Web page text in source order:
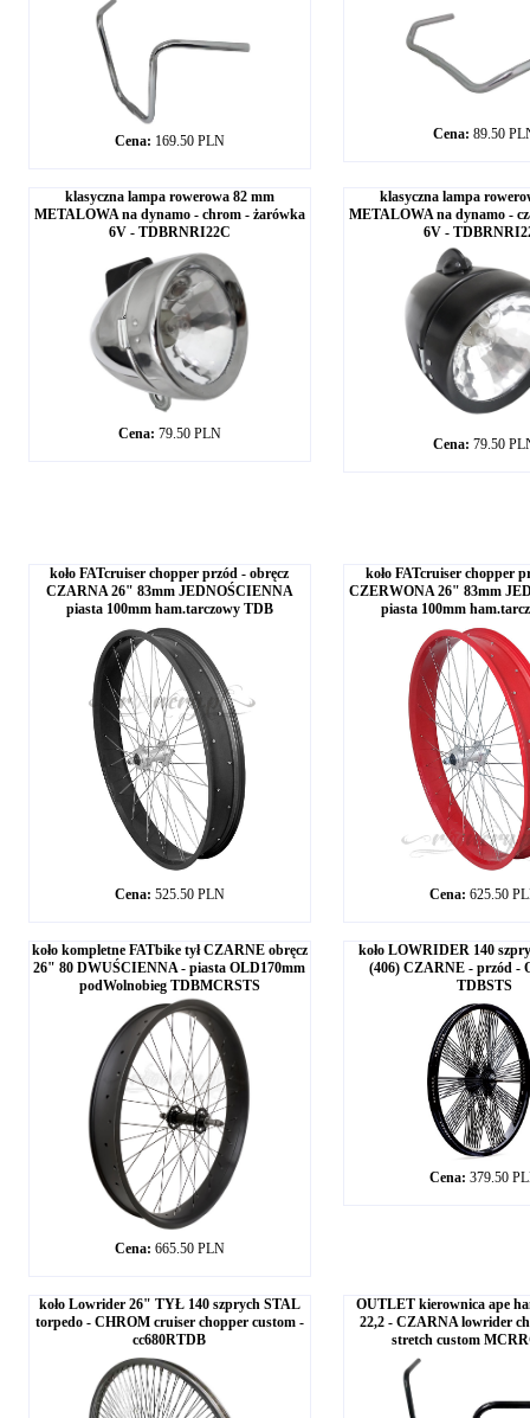
Cena: 169.50 PLN Cena: 89.50
klasyczna lampa rowerowa 82 mm
METALOWA na dynamo - chrom - żarówka
6V - TDBRNRI22C
Cena: 79.50 PLN
klasyczna lampa
METALOWA na dynamo -
6V -
Cena: 79.50
koło FATcruiser chopper przód - obręcz
CZARNA 26" 83mm JEDNOŚCIENNA
piasta 100mm ham.tarczowy TDB
Cena: 525.50 PLN
koło FATcruiser chopper
CZERWONA 26" 83mm
piasta 100mm
Cena: 625.50
koło kompletne FATbike tył CZARNE obręcz
26" 80 DWUŚCIENNA - piasta OLD170mm
podWolnobieg TDBMCRSTS
Cena: 665.50 PLN
koło LOWRIDER 140
(406) CZARNE - przód -
TDBSTS
Cena: 379.50
koło Lowrider 26" TYŁ 140 szprych STAL
torpedo - CHROM cruiser chopper custom -
cc680RTDB
OUTLET kierownica ape
22,2 - CZARNA lowrider
stretch custom